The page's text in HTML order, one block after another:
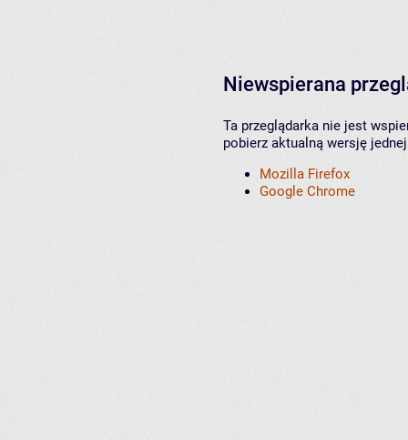
Niewspierana
Ta przeglądarka nie jest
pobierz aktualną wersję
Mozilla Firefox
Google Chrome